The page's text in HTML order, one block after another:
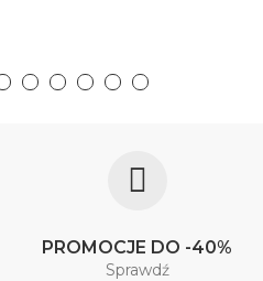
PROMOCJE DO -40%
Sprawdź